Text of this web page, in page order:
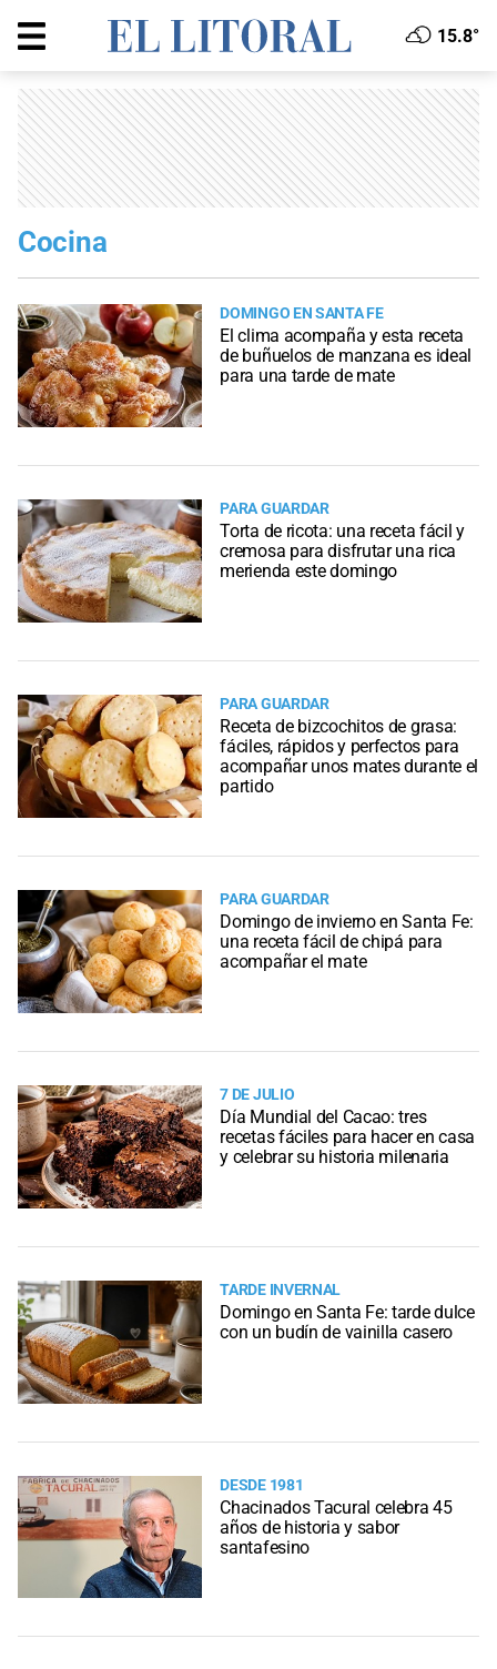
15.8°
Cocina
DOMINGO EN SANTA FE
El clima acompaña y esta receta
de buñuelos de manzana es ideal
para una tarde de mate
PARA GUARDAR
Torta de ricota: una receta fácil y
cremosa para disfrutar una rica
merienda este domingo
PARA GUARDAR
Receta de bizcochitos de grasa:
fáciles, rápidos y perfectos para
acompañar unos mates durante el
partido
PARA GUARDAR
Domingo de invierno en Santa Fe:
una receta fácil de chipá para
acompañar el mate
7 DE JULIO
Día Mundial del Cacao: tres
recetas fáciles para hacer en casa
y celebrar su historia milenaria
TARDE INVERNAL
Domingo en Santa Fe: tarde dulce
con un budín de vainilla casero
DESDE 1981
Chacinados Tacural celebra 45
años de historia y sabor
santafesino